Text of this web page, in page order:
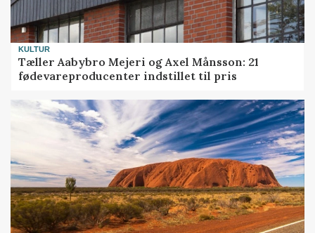
KULTUR
Tæller Aabybro Mejeri og Axel Månsson: 21
fødevareproducenter indstillet til pris